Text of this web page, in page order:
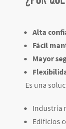
Alta
Fácil
Mayor
Es una
Industria
Edificios